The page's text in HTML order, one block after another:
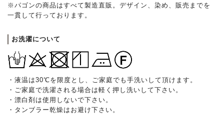
※パゴンの商品はすべて製造直販。デザイン、染め、販売までを
一貫して行っております。
お洗濯について
・液温は30℃を限度とし、ご家庭でも手洗いして頂けます。
・ご家庭で洗濯される場合は軽く押し洗いして下さい。
・漂白剤は使用しないで下さい。
・タンブラー乾燥はお避け下さい。